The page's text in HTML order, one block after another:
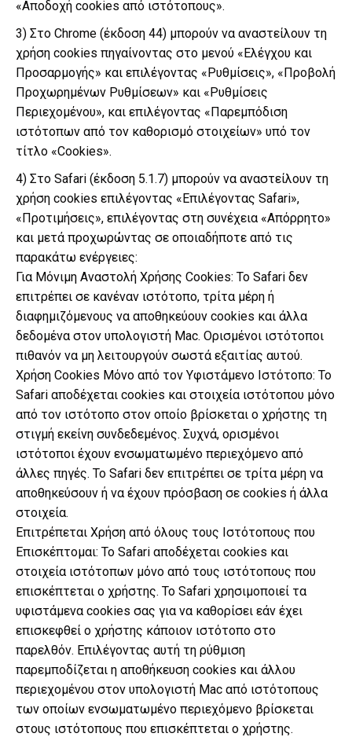
«Αποδοχή cookies από ιστότοπους».
3) Στο Chrome (έκδοση 44) μπορούν να αναστείλουν τη
χρήση cookies πηγαίνοντας στο μενού «Ελέγχου και
Προσαρμογής» και επιλέγοντας «Ρυθμίσεις», «Προβολή
Προχωρημένων Ρυθμίσεων» και «Ρυθμίσεις
Περιεχομένου», και επιλέγοντας «Παρεμπόδιση
ιστότοπων από τον καθορισμό στοιχείων» υπό τον
τίτλο «Cookies».
4) Στο Safari (έκδοση 5.1.7) μπορούν να αναστείλουν τη
χρήση cookies επιλέγοντας «Επιλέγοντας Safari»,
«Προτιμήσεις», επιλέγοντας στη συνέχεια «Απόρρητο»
και μετά προχωρώντας σε οποιαδήποτε από τις
παρακάτω ενέργειες:
Για Μόνιμη Αναστολή Χρήσης Cookies: Το Safari δεν
επιτρέπει σε κανέναν ιστότοπο, τρίτα μέρη ή
διαφημιζόμενους να αποθηκεύουν cookies και άλλα
δεδομένα στον υπολογιστή Mac. Ορισμένοι ιστότοποι
πιθανόν να μη λειτουργούν σωστά εξαιτίας αυτού.
Χρήση Cookies Μόνο από τον Υφιστάμενο Ιστότοπο: Το
Safari αποδέχεται cookies και στοιχεία ιστότοπου μόνο
από τον ιστότοπο στον οποίο βρίσκεται ο χρήστης τη
στιγμή εκείνη συνδεδεμένος. Συχνά, ορισμένοι
ιστότοποι έχουν ενσωματωμένο περιεχόμενο από
άλλες πηγές. Το Safari δεν επιτρέπει σε τρίτα μέρη να
αποθηκεύσουν ή να έχουν πρόσβαση σε cookies ή άλλα
στοιχεία.
Επιτρέπεται Χρήση από όλους τους Ιστότοπους που
Επισκέπτομαι: Το Safari αποδέχεται cookies και
στοιχεία ιστότοπων μόνο από τους ιστότοπους που
επισκέπτεται ο χρήστης. Το Safari χρησιμοποιεί τα
υφιστάμενα cookies σας για να καθορίσει εάν έχει
επισκεφθεί ο χρήστης κάποιον ιστότοπο στο
παρελθόν. Επιλέγοντας αυτή τη ρύθμιση
παρεμποδίζεται η αποθήκευση cookies και άλλου
περιεχομένου στον υπολογιστή Mac από ιστότοπους
των οποίων ενσωματωμένο περιεχόμενο βρίσκεται
στους ιστότοπους που επισκέπτεται ο χρήστης.